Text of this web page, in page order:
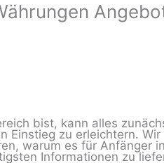
bist, kann alles
Einstieg zu erleichtern. Wir
warum es für Anfänger
Informationen zu